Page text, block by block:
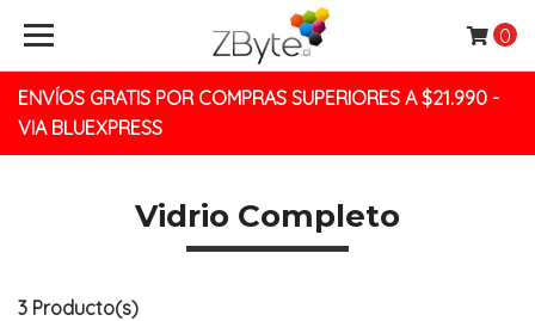
ENVÍOS GRATIS POR COMPRAS SUPERIORES A $21.990 -
VIA BLUEXPRESS
0
Vidrio Completo
3 Producto(s)